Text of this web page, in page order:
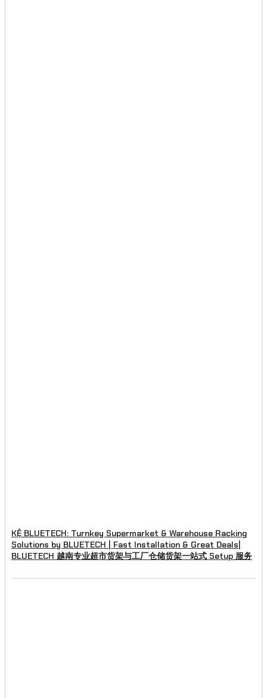
KỆ BLUETECH: Turnkey Supermarket & Warehouse Racking
Solutions by BLUETECH | Fast Installation & Great Deals|
BLUETECH 越南专业超市货架与工厂仓储货架一站式 Setup 服务